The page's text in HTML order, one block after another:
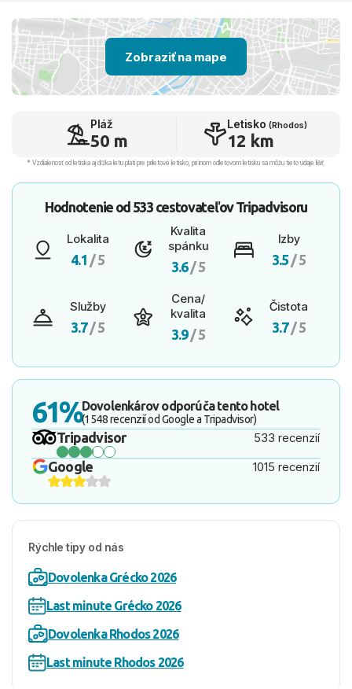
Zobraziť na mape
Pláž
50 m
Letisko (Rhodos)
12 km
* Vzdialenosť od letiska aj dľžka letu platí pre príletové letisko, pri inom odletovom letisku sa môžu tieto údaje líšiť.
Hodnotenie od 533 cestovateľovTripadvisoru
Lokalita
4.1 / 5
Kvalita
spánku
3.6/ 5
Izby
3.5 / 5
Služby
3.7/ 5
Cena/
kvalita
3.9/ 5
Čistota
3.7/ 5
61%Dovolenkárov odporúča tento hotel
(1548 recenzií od Google a Tripadvisor)
Tripadvisor 533 recenzií
Google 1015 recenzií
Rýchle tipy od nás
Dovolenka Grécko 2026
Last minute Grécko 2026
Dovolenka Rhodos 2026
Last minute Rhodos 2026